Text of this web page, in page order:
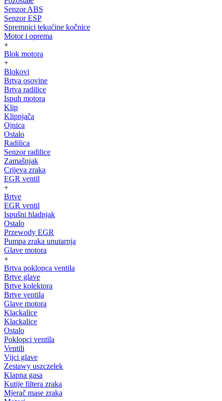
Senzor ABS
Senzor ESP
Spremnici tekućine kočnice
Motor i oprema
+
Blok motora
+
Blokovi
Brtva osovine
Brtva radilice
Ispuh motora
Klip
Klipnjača
Ojnica
Ostalo
Radilica
Senzor radilice
Zamašnjak
Crijeva zraka
EGR ventil
+
Brtve
EGR ventil
Ispušni hladnjak
Ostalo
Przewody EGR
Pumpa zraka unutarnja
Glave motora
+
Brtva poklopca ventila
Brtve glave
Brtve kolektora
Brtve ventila
Glave motora
Klackalice
Klackalice
Ostalo
Poklopci ventila
Ventili
Vijci glave
Zestawy uszczelek
Klapna gasa
Kutije filtera zraka
Mjerač mase zraka